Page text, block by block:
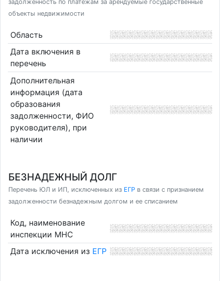
задолженность по платежам за арендуемые государственные
объекты недвижимости
Область
Дата включения в
перечень
Дополнительная
информация (дата
образования
задолженности, ФИО
руководителя), при
наличии
БЕЗНАДЕЖНЫЙ ДОЛГ
Перечень ЮЛ и ИП, исключенных из ЕГР в связи с признанием
задолженности безнадежным долгом и ее списанием
Код, наименование
инспекции МНС
Дата исключения из ЕГР